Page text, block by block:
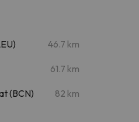
46.7 km
61.7 km
(BCN) 82 km